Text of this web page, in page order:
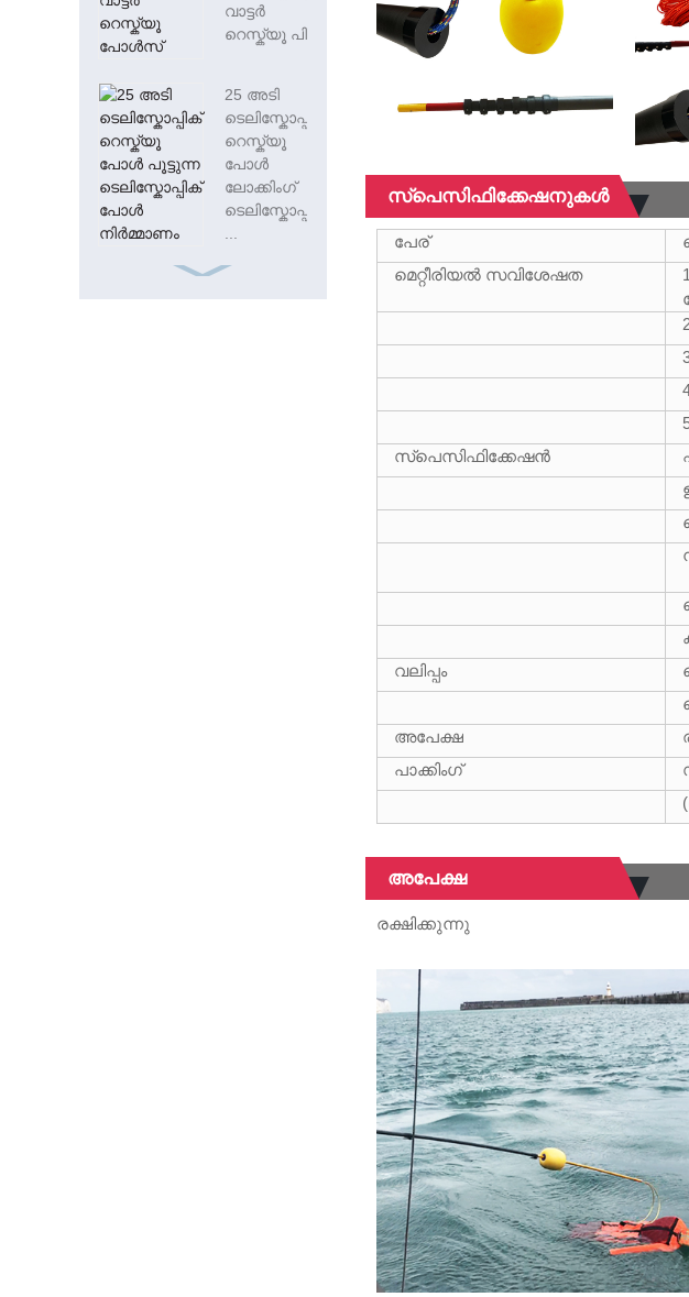
വാട്ടർ
റെസ്ക്യൂ പി...
25 അടി
ടെലിസ്കോപ്പിക്
റെസ്ക്യൂ
പോൾ
ലോക്കിംഗ്
ടെലിസ്കോപ്പിക്
...
സ്പെസിഫിക്കേഷനുകൾ
പേര്
മെറ്റീരിയൽ സവിശേഷത
സ്പെസിഫിക്കേഷൻ
വലിപ്പം
അപേക്ഷ
പാക്കിംഗ്
അപേക്ഷ
രക്ഷിക്കുന്നു